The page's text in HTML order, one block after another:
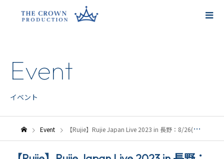
Event
イベント
Event 【Rujie】Rujie Japan Live 2023 in 長野：8/26(土)15:30〜 @飯島町 文化館小ホール